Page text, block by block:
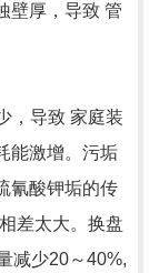
壁厚，导致 管
，导致 家庭装
能激增。污垢
氰酸钾垢的传
差太大。换盘
减少20～40%,